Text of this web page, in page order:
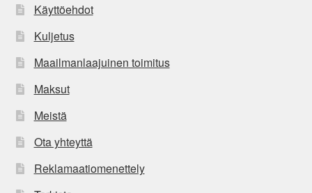
Käyttöehdot
Kuljetus
Maailmanlaajuinen toimitus
Maksut
Meistä
Ota yhteyttä
Reklamaatiomenettely